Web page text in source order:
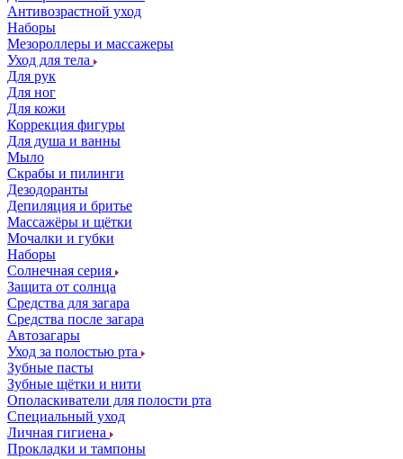
Антивозрастной уход
Наборы
Мезороллеры и массажеры
Уход для тела
Для рук
Для ног
Для кожи
Коррекция фигуры
Для душа и ванны
Мыло
Скрабы и пилинги
Дезодоранты
Депиляция и бритье
Массажёры и щётки
Мочалки и губки
Наборы
Солнечная серия
Защита от солнца
Средства для загара
Средства после загара
Автозагары
Уход за полостью рта
Зубные пасты
Зубные щётки и нити
Ополаскиватели для полости рта
Специальный уход
Личная гигиена
Прокладки и тампоны